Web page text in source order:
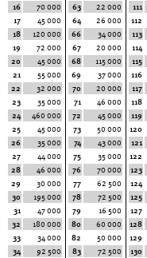
16
70 000
17
45 000
18
120 000
19
72 000
20
45 000
21
55 000
22
32 000
23
35 000
24
460 000
25
45 000
26
35 000
27
44 000
28
46 000
29
30 000
30
195 000
31
47 000
32
180 000
33
34 000
34
92 500
63
22 000
64
26 000
66
34 000
67
20 000
68
115 000
69
37 000
70
20 000
71
46 000
72
45 000
73
50 000
74
43 000
75
35 000
76
70 000
77
62 500
78
72 500
79
16 500
80
60 000
82
50 000
83
72 500
111
112
113
114
115
116
117
118
119
120
121
122
123
124
125
127
128
129
130